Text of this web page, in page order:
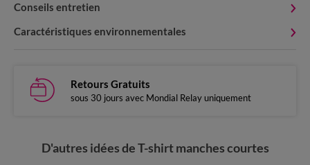
Conseils entretien
Caractéristiques environnementales
Retours Gratuits
sous 30 jours avec Mondial Relay uniquement
D'autres idées de T-shirt manches courtes